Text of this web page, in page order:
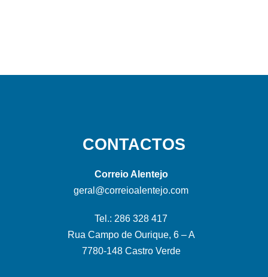
CONTACTOS
Correio Alentejo
geral@correioalentejo.com
Tel.: 286 328 417
Rua Campo de Ourique, 6 – A
7780-148 Castro Verde